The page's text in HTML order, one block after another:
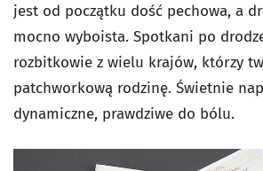
jest od początku dość pechowa, a
mocno wyboista. Spotkani po
rozbitkowie z wielu krajów, którzy
patchworkową rodzinę. Świetnie
dynamiczne, prawdziwe do bólu.